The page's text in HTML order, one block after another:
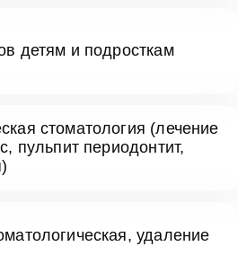
детям и подросткам
стоматология (лечение
пульпит периодонтит,
удаление